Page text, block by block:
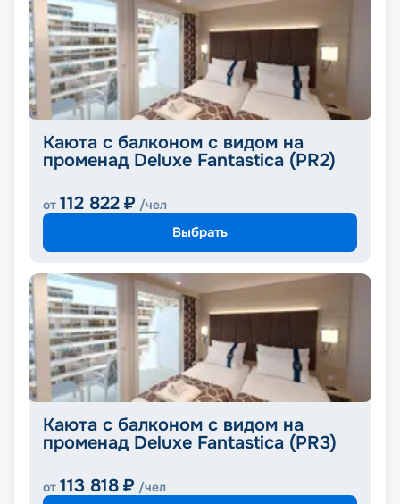
Каюта с балконом с видом на
променад Deluxe Fantastica (PR2)
от 112 822 ₽ /чел
Выбрать
Каюта с балконом с видом на
променад Deluxe Fantastica (PR3)
от 113 818 ₽ /чел